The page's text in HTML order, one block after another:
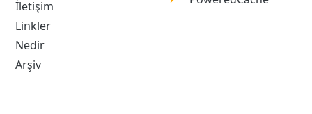
İletişim
Linkler
Nedir
Arşiv